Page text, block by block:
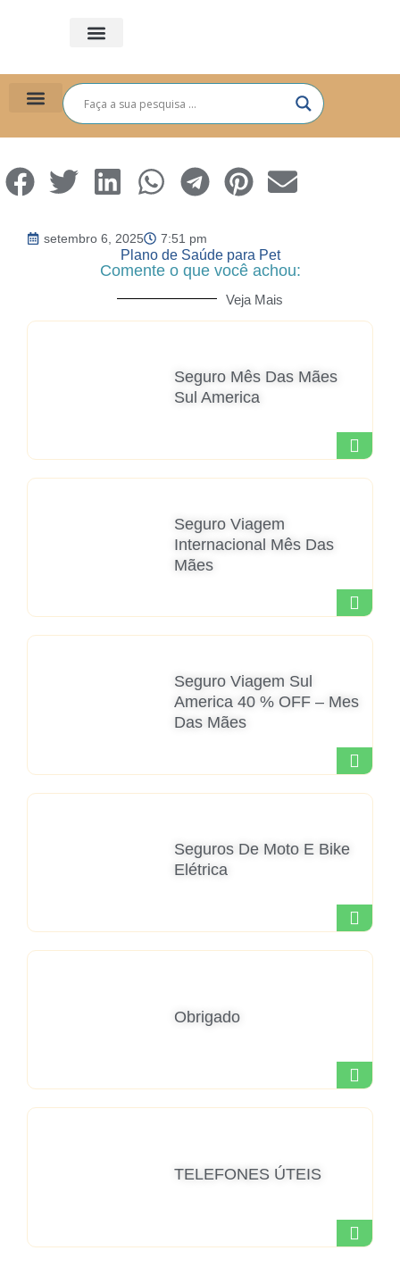
setembro 6, 2025 7:51 pm
Plano de Saúde para Pet
Comente o que você achou:
Veja Mais
Seguro Mês Das Mães
Sul America
Seguro Viagem
Internacional Mês Das
Mães
Seguro Viagem Sul
America 40 % OFF – Mes
Das Mães
Seguros De Moto E Bike
Elétrica
Obrigado
TELEFONES ÚTEIS